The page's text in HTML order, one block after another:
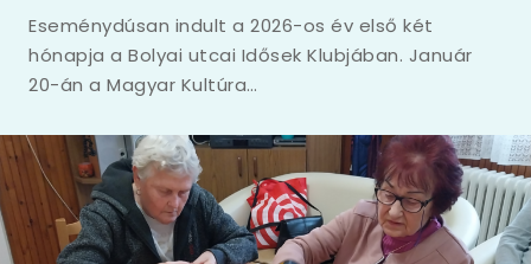
Eseménydúsan indult a 2026-os év első két
hónapja a Bolyai utcai Idősek Klubjában. Január
20-án a Magyar Kultúra…